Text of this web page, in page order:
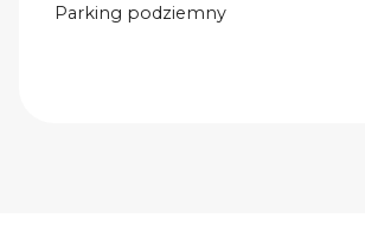
Parking podziemny